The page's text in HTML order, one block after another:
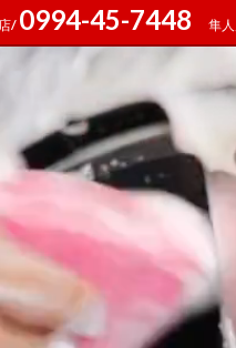
/ 0994-45-7448 隼